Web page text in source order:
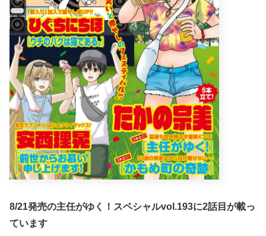
8/21発売の主任がゆく！スペシャルvol.193に2話目が載っ
ています